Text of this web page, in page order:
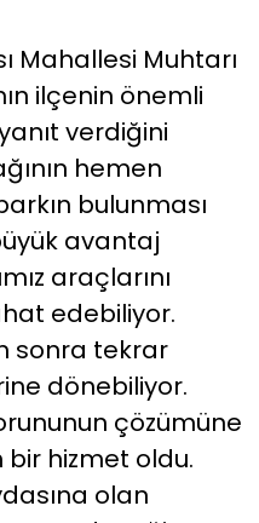
Mahallesi Muhtarı
ilçenin önemli
verdiğini
hemen
bulunması
avantaj
araçlarını
edebiliyor.
sonra tekrar
dönebiliyor.
çözümüne
hizmet oldu.
olan